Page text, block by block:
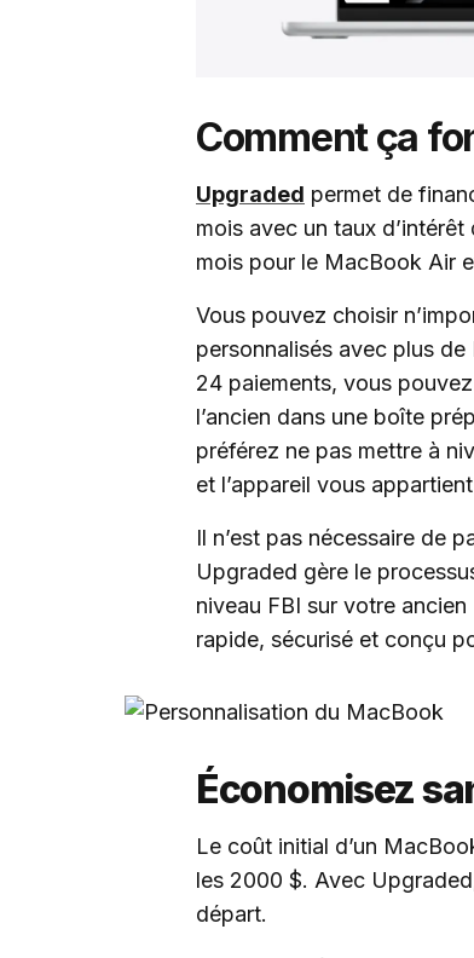
Comment ça
Upgraded permet de
mois avec un taux
mois pour le MacBook Air
Vous pouvez choisir
personnalisés avec plus
24 paiements, vous
l’ancien dans une boîte
préférez ne pas mettre à
et l’appareil vous
Il n’est pas nécessaire de
Upgraded gère le
niveau FBI sur votre
rapide, sécurisé et conçu
Économisez
Le coût initial d’un
les 2000 $. Avec
départ.